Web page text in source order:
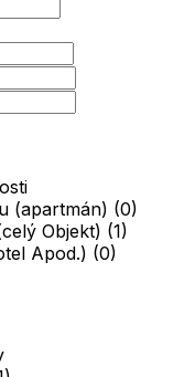
(apartmán) (0)
Objekt) (1)
Apod.) (0)